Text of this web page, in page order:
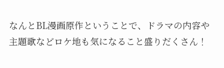
なんとBL漫画原作ということで、ドラマの内容や
主題歌などロケ地も気になること盛りだくさん！